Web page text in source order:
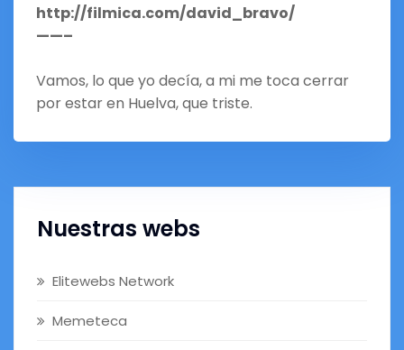
http://filmica.com/david_bravo/
——–
Vamos, lo que yo decía, a mi me toca cerrar
por estar en Huelva, que triste.
Nuestras webs
Elitewebs Network
Memeteca